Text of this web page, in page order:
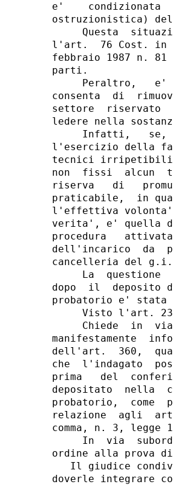
e'    condizionata
ostruzionistica)
Questa
l'art.  76 Cost. in
febbraio 1987 n.
parti.
Peraltro,   e'
consenta  di
settore  riservato
ledere nella
Infatti,   se,
l'esercizio della
tecnici irripetibili
non  fissi  alcun
riserva   di
praticabile,  in
l'effettiva volonta'
verita', e' quella
procedura
dell'incarico  da
cancelleria del
La  questione
dopo  il  deposito
probatorio e' stata
Visto l'art.
Chiede  in
manifestamente
dell'art.  360,
che  l'indagato
prima   del
depositato  nella
probatorio,  come
relazione  agli
comma, n. 3, legge
In  via
ordine alla prova
Il giudice
doverle integrare